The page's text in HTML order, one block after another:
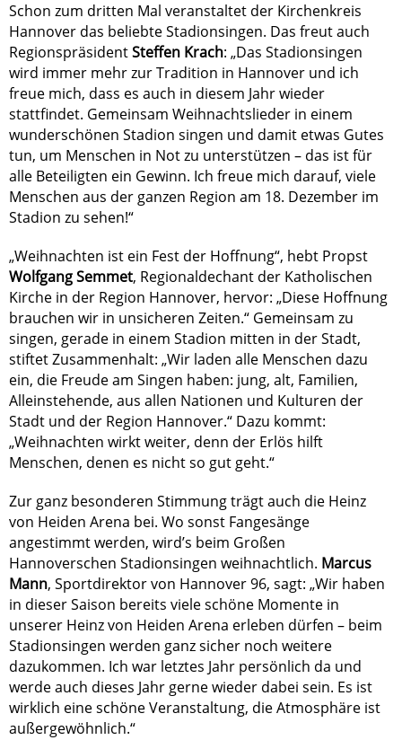
Schon zum dritten Mal veranstaltet der Kirchenkreis
Hannover das beliebte Stadionsingen. Das freut auch
RegionspräsidentSteffen Krach: „Das Stadionsingen
wird immer mehr zur Tradition in Hannover und ich
freue mich, dass es auch in diesem Jahr wieder
stattfindet. Gemeinsam Weihnachtslieder in einem
wunderschönen Stadion singen und damit etwas Gutes
tun, um Menschen in Not zu unterstützen – das ist für
alle Beteiligten ein Gewinn. Ich freue mich darauf, viele
Menschen aus der ganzen Region am 18. Dezember im
Stadion zu sehen!“
„Weihnachten ist ein Fest der Hoffnung“, hebt Propst
Wolfgang Semmet, Regionaldechant der Katholischen
Kirche in der Region Hannover, hervor: „Diese Hoffnung
brauchen wir in unsicheren Zeiten.“ Gemeinsam zu
singen, gerade in einem Stadion mitten in der Stadt,
stiftet Zusammenhalt: „Wir laden alle Menschen dazu
ein, die Freude am Singen haben: jung, alt, Familien,
Alleinstehende, aus allen Nationen und Kulturen der
Stadt und der Region Hannover.“ Dazu kommt:
„Weihnachten wirkt weiter, denn der Erlös hilft
Menschen, denen es nicht so gut geht.“
Zur ganz besonderen Stimmung trägt auch die Heinz
von Heiden Arena bei. Wo sonst Fangesänge
angestimmt werden, wird’s beim Großen
Hannoverschen Stadionsingen weihnachtlich. Marcus
Mann, Sportdirektor von Hannover 96, sagt: „Wir haben
in dieser Saison bereits viele schöne Momente in
unserer Heinz von Heiden Arena erleben dürfen – beim
Stadionsingen werden ganz sicher noch weitere
dazukommen. Ich war letztes Jahr persönlich da und
werde auch dieses Jahr gerne wieder dabei sein. Es ist
wirklich eine schöne Veranstaltung, die Atmosphäre ist
außergewöhnlich.“